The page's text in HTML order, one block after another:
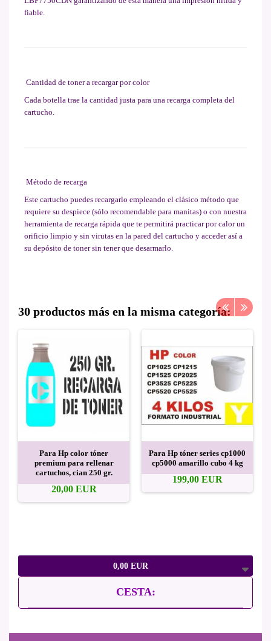
0,00 EUR
CESTA:
fiable.
Cantidad de toner a recargar por color
Cada botella trae la cantidad justa para una recarga completa del
cartucho.
Método de recarga
Este cartucho puedes recargarlo empleando el clásico método que
requiere su despiece (sólo recomendable para manitas) o con nuestra
herramienta de recarga rápida que te permitirá practicar por calor un
orificio limpio y sin virutas en la pared del cartucho y acceder así a
su depósito de toner sin tener que desarmarlo.
30 productos más en la misma categoría:
Para Hp color tóner
premium para rellenar
cartuchos, cian 250 gr.
20,00 EUR
Para Hp tóner series cp1000
cp5000 amarillo cubo 4 kg
199,00 EUR